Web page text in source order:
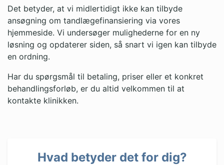
Det betyder, at vi midlertidigt ikke kan tilbyde
ansøgning om tandlægefinansiering via vores
hjemmeside. Vi undersøger mulighederne for en ny
løsning og opdaterer siden, så snart vi igen kan tilbyde
en ordning.
Har du spørgsmål til betaling, priser eller et konkret
behandlingsforløb, er du altid velkommen til at
kontakte klinikken.
Hvad betyder det for dig?